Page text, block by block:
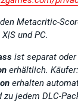
Metacritic-
und PC.
ist separat
erhältlich.
erhalten
zu jedem DLC-